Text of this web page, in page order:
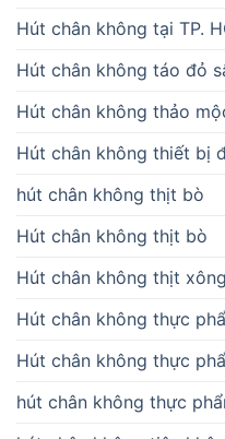
Hút chân không tại TP.
Hút chân không táo đỏ
Hút chân không thảo
Hút chân không thiết bị
hút chân không thịt bò
Hút chân không thịt bò
Hút chân không thịt
Hút chân không thực
Hút chân không thực
hút chân không thực